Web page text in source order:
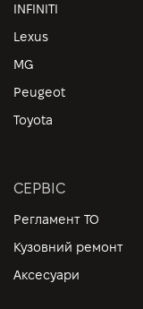
INFINITI
Lexus
MG
Peugeot
Toyota
СЕРВІС
Регламент ТО
Кузовний ремонт
Аксесуари